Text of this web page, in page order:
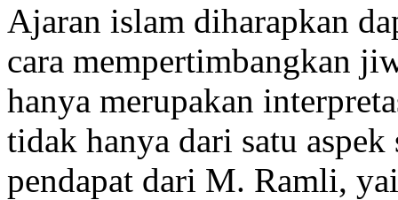
Ajaran islam diharapkan
cara mempertimbangkan
hanya merupakan
tidak hanya dari satu
pendapat dari M. Ramli,